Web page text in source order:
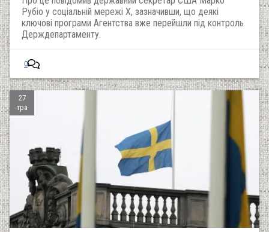
Рубіо у соціальній мережі X, зазначивши, що деякі
ключові програми Агентства вже перейшли під контроль
Держдепартаменту.
0
27
тра